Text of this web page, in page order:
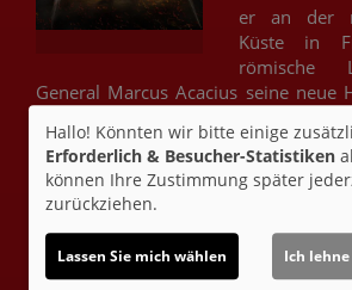
er an der
Küste in
römische
General Marcus Acacius seine neue
verschleppt und als Gladiator
Rache an General Acacius, der
Wohlwollen seiner Mutter genießt,
Überleben in der Arena.
Ticket-Alarm
Hallo! Könnten wir bitte einige
Erforderlich & Besucher-Statistiken
können Ihre Zustimmung später
zurückziehen.
Lassen Sie mich wählen Ich lehne